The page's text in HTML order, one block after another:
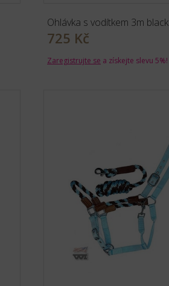
Ohlávka s vodítkem 3m black
725 Kč
Zaregistrujte se a získejte slevu 5%!